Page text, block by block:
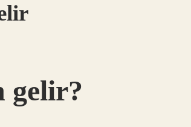
gelir?